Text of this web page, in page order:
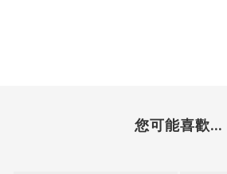
您可能喜歡...